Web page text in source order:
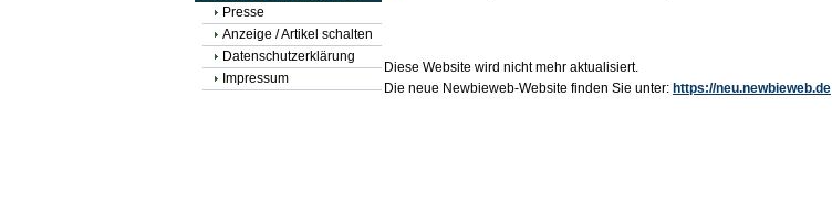
Presse
Anzeige / Artikel schalten
Datenschutzerklärung
Impressum
Diese Website wird nicht mehr aktualisiert.
Die neue Newbieweb-Website finden Sie unter: https://neu.newbieweb.de